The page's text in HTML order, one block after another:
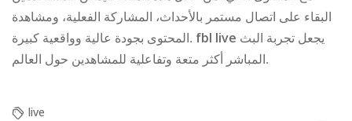
البقاء على اتصال مستمر بالأحداث، المشاركة الفعلية، ومشاهدة
المحتوى بجودة عالية وواقعية كبيرة. fbl live
المباشر أكثر متعة وتفاعلية للمشاهدين حول العالم.
live